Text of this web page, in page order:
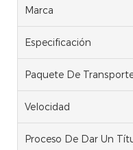
Marca
Especificación
Paquete De
Velocidad
Proceso De Dar Un